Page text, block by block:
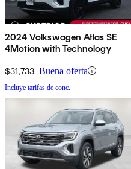
2024 Volkswagen Atlas SE
4Motion with Technology
$31,733 Buena oferta
Incluye tarifas de conc.